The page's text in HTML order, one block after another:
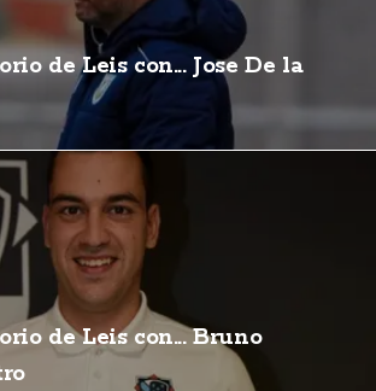
de Leis con... Jose De la
de Leis con... Bruno